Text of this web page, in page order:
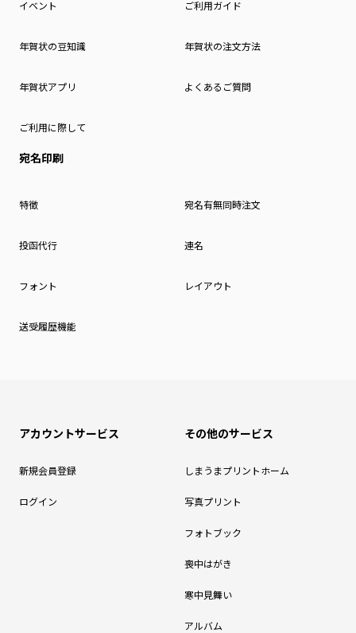
イベント ご利用ガイド
年賀状の豆知識 年賀状の注文方法
年賀状アプリ よくあるご質問
ご利用に際して
宛名印刷
特徴 宛名有無同時注文
投函代行 連名
フォント レイアウト
送受履歴機能
アカウントサービス
新規会員登録
ログイン
その他のサービス
しまうまプリントホーム
写真プリント
フォトブック
喪中はがき
寒中見舞い
アルバム